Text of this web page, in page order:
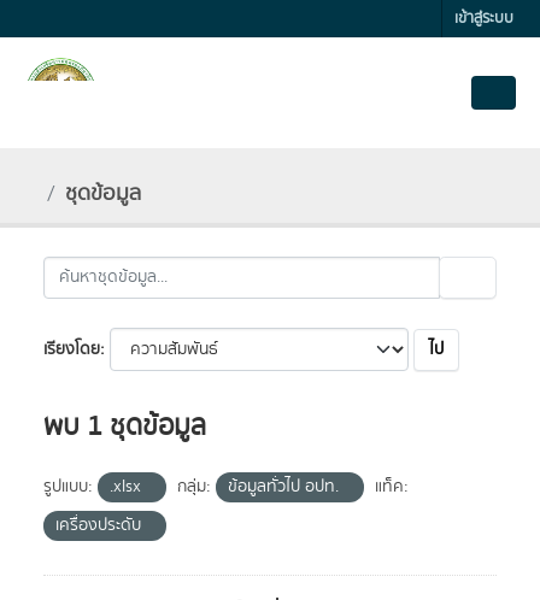
เข้าสู่ระบบ
ชุดข้อมูล
เรียงโดย ไป
พบ 1 ชุดข้อมูล
รูปแบบ: .xlsx กลุ่ม: ข้อมูลทั่วไป อปท.
แท็ค:
เครื่องประดับ